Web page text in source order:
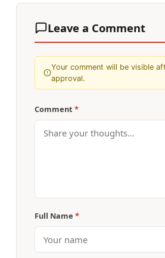
Leave a Comment
Your comment will be visible
approval.
Comment *
Full Name *